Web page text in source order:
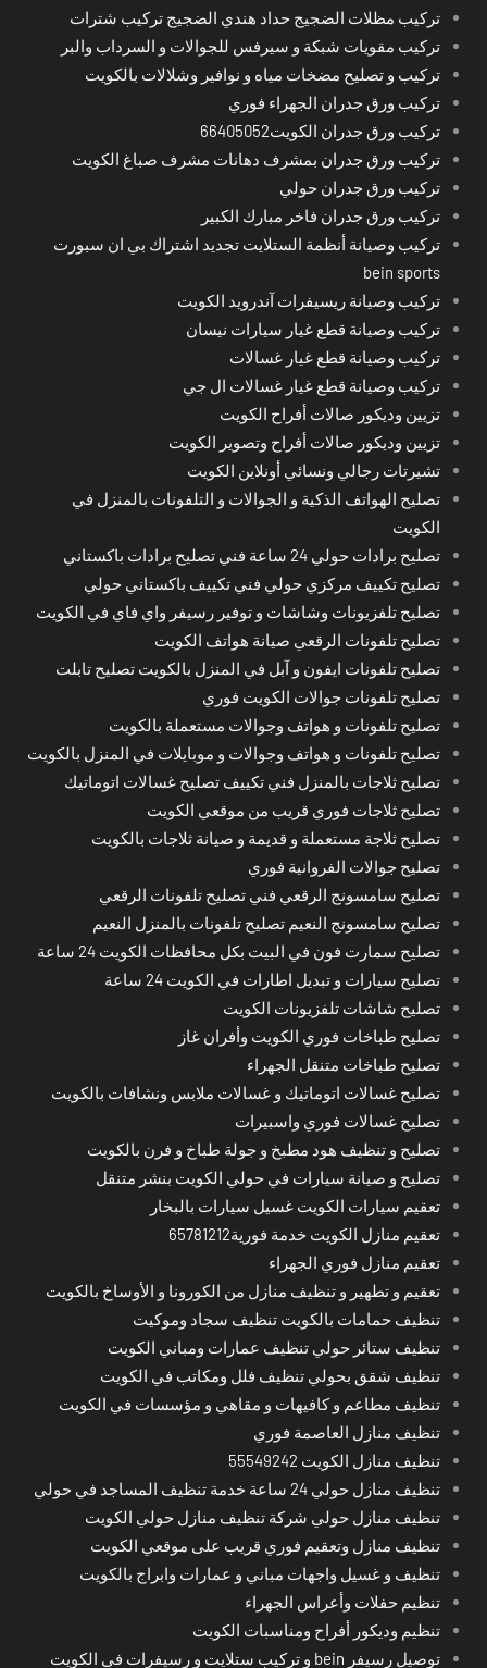
تركيب مظلات الضجيج حداد هندي الضجيج تركيب شترات
تركيب مقويات شبكة و سيرفس للجوالات و السرداب والبر
تركيب و تصليح مضخات مياه و نوافير وشلالات بالكويت
تركيب ورق جدران الجهراء فوري
تركيب ورق جدران الكويت66405052
تركيب ورق جدران بمشرف دهانات مشرف صباغ الكويت
تركيب ورق جدران حولي
تركيب ورق جدران فاخر مبارك الكبير
تركيب وصيانة أنظمة الستلايت تجديد اشتراك بي ان سبورت
bein sports
تركيب وصيانة ريسيفرات آندرويد الكويت
تركيب وصيانة قطع غيار سيارات نيسان
تركيب وصيانة قطع غيار غسالات
تركيب وصيانة قطع غيار غسالات ال جي
تزيين وديكور صالات أفراح الكويت
تزيين وديكور صالات أفراح وتصوير الكويت
تشيرتات رجالي ونسائي أونلاين الكويت
تصليح الهواتف الذكية و الجوالات و التلفونات بالمنزل في
الكويت
تصليح برادات حولي 24 ساعة فني تصليح برادات باكستاني
تصليح تكييف مركزي حولي فني تكييف باكستاني حولي
تصليح تلفزيونات وشاشات و توفير رسيفر واي فاي في الكويت
تصليح تلفونات الرقعي صيانة هواتف الكويت
تصليح تلفونات ايفون و آبل في المنزل بالكويت تصليح تابلت
تصليح تلفونات جوالات الكويت فوري
تصليح تلفونات و هواتف وجوالات مستعملة بالكويت
تصليح تلفونات و هواتف وجوالات و موبايلات في المنزل بالكويت
تصليح ثلاجات بالمنزل فني تكييف تصليح غسالات اتوماتيك
تصليح ثلاجات فوري قريب من موقعي الكويت
تصليح ثلاجة مستعملة و قديمة و صيانة ثلاجات بالكويت
تصليح جوالات الفروانية فوري
تصليح سامسونج الرقعي فني تصليح تلفونات الرقعي
تصليح سامسونج النعيم تصليح تلفونات بالمنزل النعيم
تصليح سمارت فون في البيت بكل محافظات الكويت 24 ساعة
تصليح سيارات و تبديل اطارات في الكويت 24 ساعة
تصليح شاشات تلفزيونات الكويت
تصليح طباخات فوري الكويت وأفران غاز
تصليح طباخات متنقل الجهراء
تصليح غسالات اتوماتيك و غسالات ملابس ونشافات بالكويت
تصليح غسالات فوري واسبيرات
تصليح و تنظيف هود مطبخ و جولة طباخ و فرن بالكويت
تصليح و صيانة سيارات في حولي الكويت بنشر متنقل
تعقيم سيارات الكويت غسيل سيارات بالبخار
تعقيم منازل الكويت خدمة فورية65781212
تعقيم منازل فوري الجهراء
تعقيم و تطهير و تنظيف منازل من الكورونا و الأوساخ بالكويت
تنظيف حمامات بالكويت تنظيف سجاد وموكيت
تنظيف ستائر حولي تنظيف عمارات ومباني الكويت
تنظيف شقق بحولي تنظيف فلل ومكاتب في الكويت
تنظيف مطاعم و كافيهات و مقاهي و مؤسسات في الكويت
تنظيف منازل العاصمة فوري
تنظيف منازل الكويت 55549242
تنظيف منازل حولي 24 ساعة خدمة تنظيف المساجد في حولي
تنظيف منازل حولي شركة تنظيف منازل حولي الكويت
تنظيف منازل وتعقيم فوري قريب على موقعي الكويت
تنظيف و غسيل واجهات مباني و عمارات وابراج بالكويت
تنظيم حفلات وأعراس الجهراء
تنظيم وديكور أفراح ومناسبات الكويت
توصيل رسيفر bein و تركيب ستلايت و رسيفرات في الكويت